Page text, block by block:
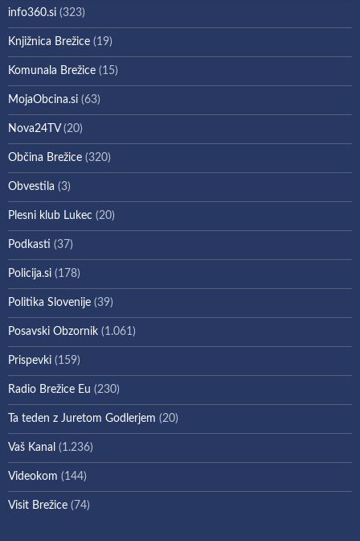
info360.si (323)
Knjižnica Brežice (19)
Komunala Brežice (15)
MojaObcina.si (63)
Nova24TV(20)
Občina Brežice (320)
Obvestila (3)
Plesni klub Lukec (20)
Podkasti (37)
Policija.si (178)
Politika Slovenije (39)
Posavski Obzornik (1.061)
Prispevki (159)
Radio Brežice Eu (230)
Ta teden z Juretom Godlerjem (20)
Vaš Kanal (1.236)
Videokom (144)
Visit Brežice (74)